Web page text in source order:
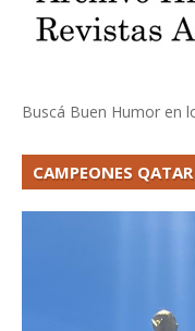
Buscá Buen Humor en
CAMPEONES